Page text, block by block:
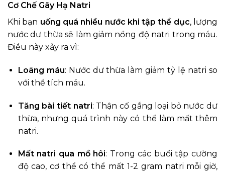
Cơ Chế Gây Hạ Natri
Khi bạn uống quá nhiều nước khi tập thể dục, lượng
nước dư thừa sẽ làm giảm nồng độ natri trong máu.
Điều này xảy ra vì:
Loãng máu: Nước dư thừa làm giảm tỷ lệ natri so
với thể tích máu.
Tăng bài tiết natri: Thận cố gắng loại bỏ nước dư
thừa, nhưng quá trình này có thể làm mất thêm
natri.
Mất natri qua mồ hôi: Trong các buổi tập cường
độ cao, cơ thể có thể mất 1-2 gram natri mỗi giờ,